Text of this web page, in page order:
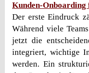
Kunden-Onboarding
Der erste Eindruck
Während viele
jetzt die
integriert, wichtige
werden. Ein